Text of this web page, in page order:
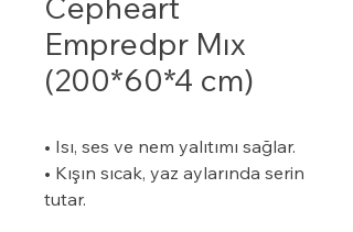
Empredpr Mıx
(200*60*4 cm)
• Isı, ses ve nem yalıtımı sağlar.
• Kışın sıcak, yaz aylarında serin
tutar.